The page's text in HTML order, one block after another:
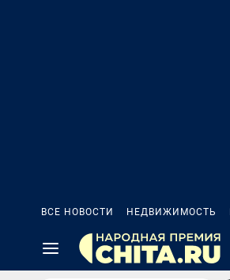
ВСЕ НОВОСТИ НЕДВИЖИМОСТЬ